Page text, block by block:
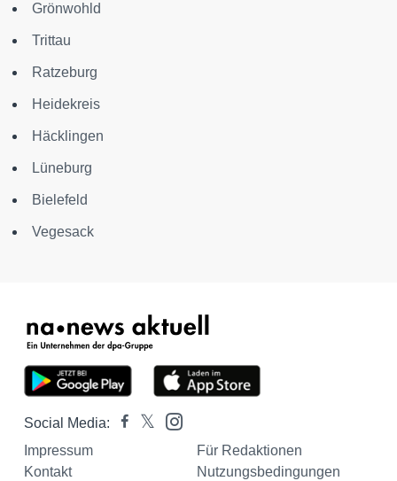
Grönwohld
Trittau
Ratzeburg
Heidekreis
Häcklingen
Lüneburg
Bielefeld
Vegesack
Social Media:
Impressum
Für Redaktionen
Kontakt
Nutzungsbedingungen